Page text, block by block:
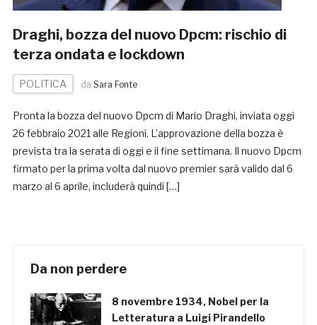
Draghi, bozza del nuovo Dpcm: rischio di
terza ondata e lockdown
POLITICA da Sara Fonte
Pronta la bozza del nuovo Dpcm di Mario Draghi, inviata oggi
26 febbraio 2021 alle Regioni. L’approvazione della bozza è
prevista tra la serata di oggi e il fine settimana. Il nuovo Dpcm
firmato per la prima volta dal nuovo premier sarà valido dal 6
marzo al 6 aprile, includerà quindi […]
Da non perdere
8 novembre 1934, Nobel per la
Letteratura a Luigi Pirandello